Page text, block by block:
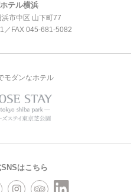
テル横浜
市中区 山下町77
／FAX 045-681-5082
モダンなホテル
はこちら